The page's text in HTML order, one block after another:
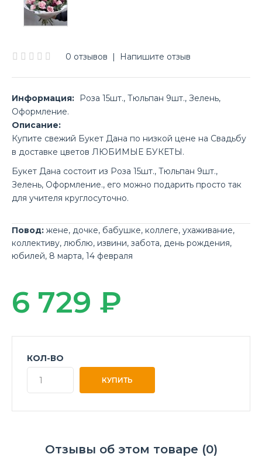
0 отзывов | Напишите отзыв
Информация:
Роза 15шт., Тюльпан 9шт., Зелень,
Оформление.
Описание:
Купите свежий Букет Дана по низкой цене на Свадьбу
в доставке цветов ЛЮБИМЫЕ БУКЕТЫ.
Букет Дана состоит из Роза 15шт., Тюльпан 9шт.,
Зелень, Оформление., его можно подарить просто так
для учителя круглосуточно.
Повод: жене, дочке, бабушке, коллеге, ухаживание,
коллективу, люблю, извини, забота, день рождения,
юбилей, 8 марта, 14 февраля
6 729 ₽
КОЛ-ВО
Отзывы об этом товаре (0)